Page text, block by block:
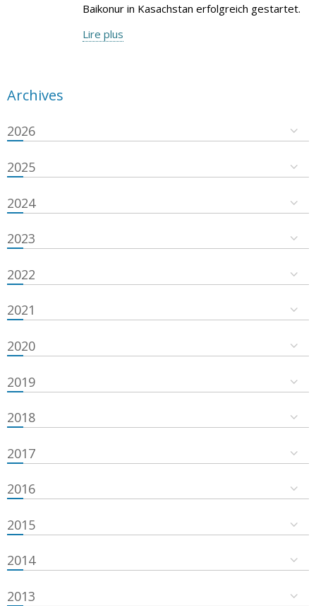
Baikonur in Kasachstan erfolgreich gestartet.
Lire plus
Archives
2026
2025
2024
2023
2022
2021
2020
2019
2018
2017
2016
2015
2014
2013